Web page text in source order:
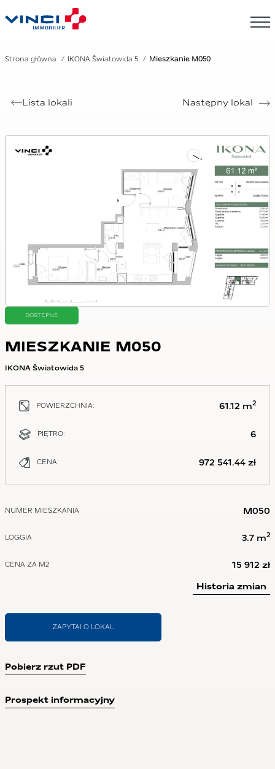
Strona główna IKONA Światowida 5 Mieszkanie M050
Lista lokali Następny lokal
DOSTĘPNE
MIESZKANIE M050
IKONA Światowida 5
POWIERZCHNIA: 61.12 m2
PIĘTRO: 6
CENA: 972 541.44 zł
NUMER MIESZKANIA M050
LOGGIA 3.7 m2
CENA ZA M2 15 912 zł
Historia zmian
ZAPYTAJ O LOKAL
Pobierz rzut PDF
Prospekt informacyjny